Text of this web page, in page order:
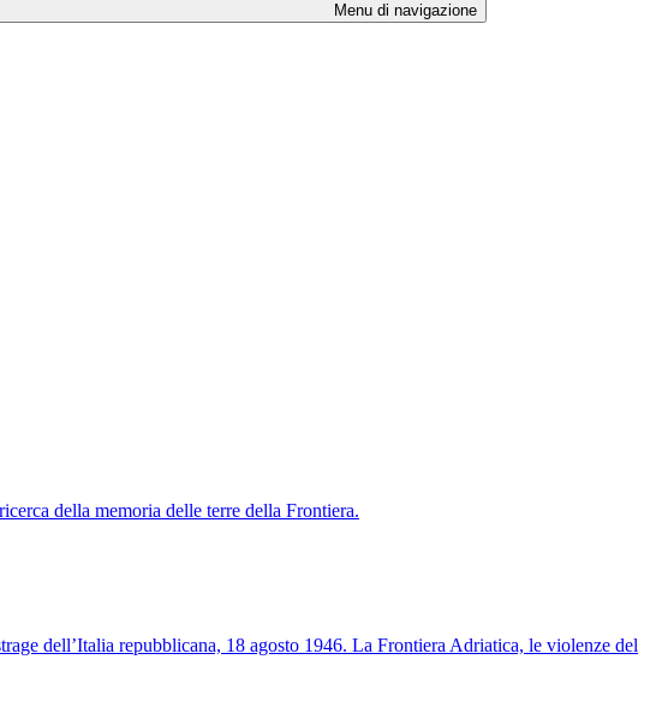
Menu di navigazione
della memoria delle terre della Frontiera.
dell’Italia repubblicana, 18 agosto 1946. La Frontiera Adriatica, le violenze del